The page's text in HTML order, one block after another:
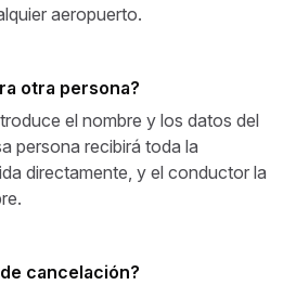
aeropuerto.
otra persona?
el nombre y los datos del
persona recibirá toda la
directamente, y el conductor la
cancelación?